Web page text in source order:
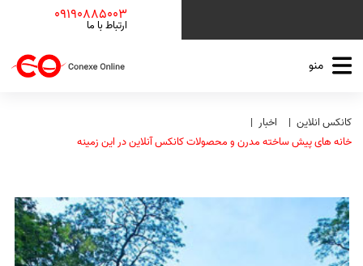
09190885003
ارتباط با ما
منو
کانکس انلاین
اخبار
خانه های پیش ساخته مدرن و محصولات کانکس آنلاین در این زمینه